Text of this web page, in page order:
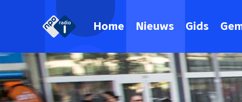
Home Nieuws Gids